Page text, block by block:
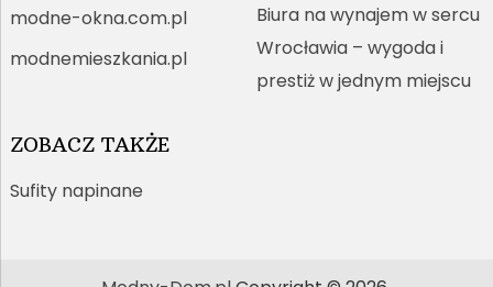
modne-okna.com.pl
modnemieszkania.pl
Biura na wynajem w sercu
Wrocławia – wygoda i
prestiż w jednym miejscu
ZOBACZ TAKŻE
Sufity napinane